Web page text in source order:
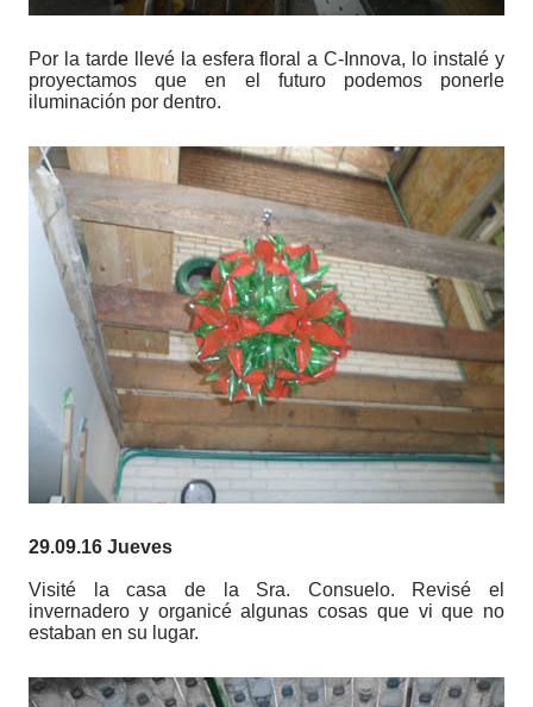
Por la tarde llevé la esfera floral a C-Innova, lo instalé y
proyectamos que en el futuro podemos ponerle
iluminación por dentro.
29.09.16 Jueves
Visité la casa de la Sra. Consuelo. Revisé el
invernadero y organicé algunas cosas que vi que no
estaban en su lugar.